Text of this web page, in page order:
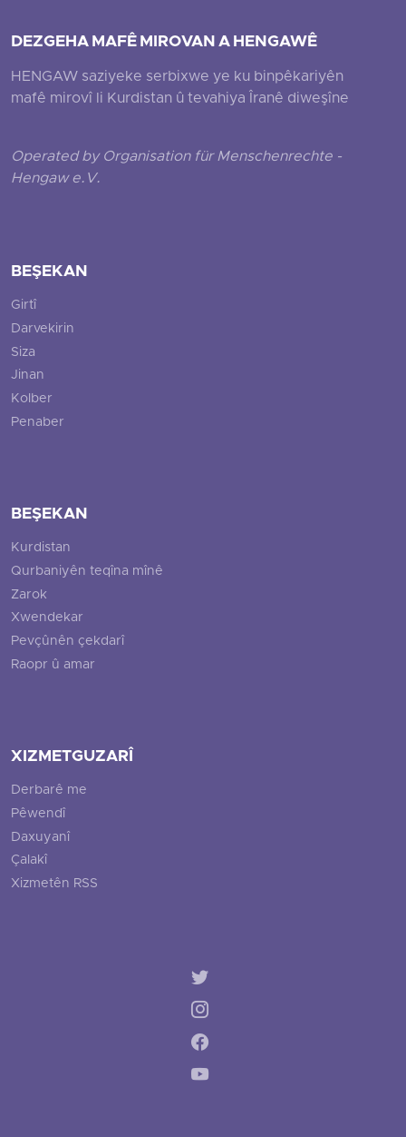
DEZGEHA MAFÊ MIROVAN A HENGAWÊ
HENGAW saziyeke serbixwe ye ku binpêkariyên
mafê mirovî li Kurdistan û tevahiya Îranê diweşîne
Operated by Organisation für Menschenrechte -
Hengaw e.V.
BEŞEKAN
Girtî
Darvekirin
Siza
Jinan
Kolber
Penaber
BEŞEKAN
Kurdistan
Qurbaniyên teqîna mînê
Zarok
Xwendekar
Pevçûnên çekdarî
Raopr û amar
XIZMETGUZARÎ
Derbarê me
Pêwendî
Daxuyanî
Çalakî
Xizmetên RSS